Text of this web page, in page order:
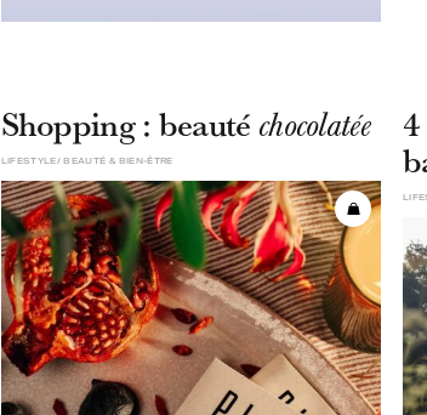
Shopping : beauté chocolatée
BEAUTÉ & BIEN-ÊTRE
LIFESTYLE
4